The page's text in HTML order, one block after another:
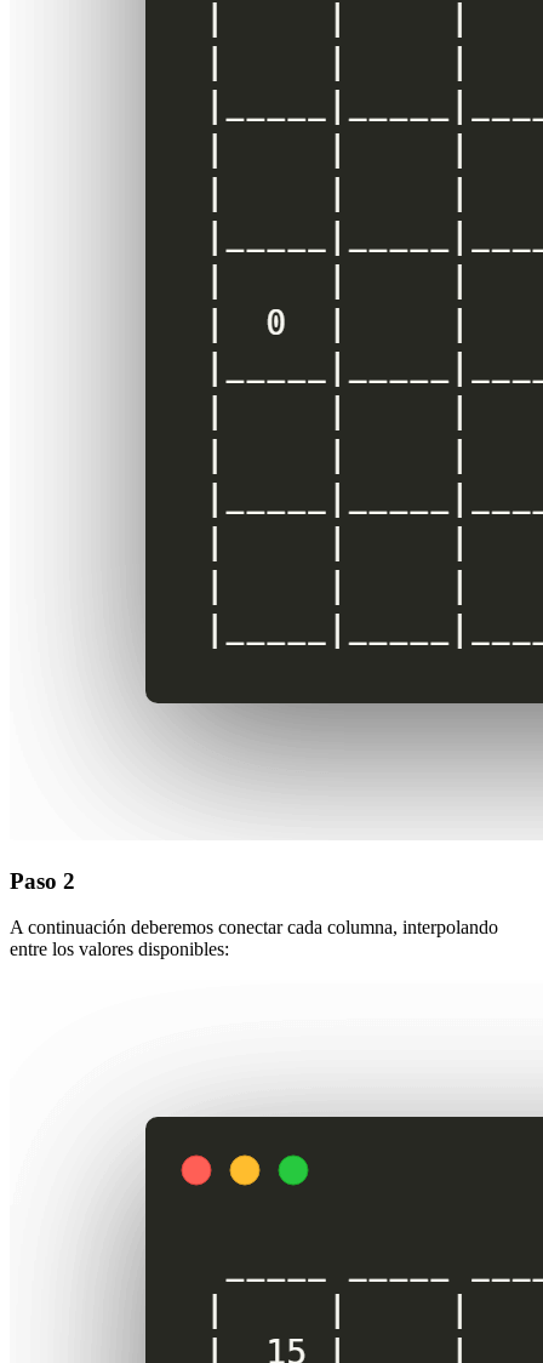
Paso 2
A continuación deberemos conectar cada columna, interpolando
entre los valores disponibles: